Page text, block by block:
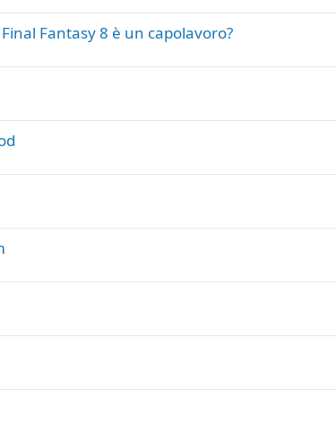
Fantasy 8 è un capolavoro?